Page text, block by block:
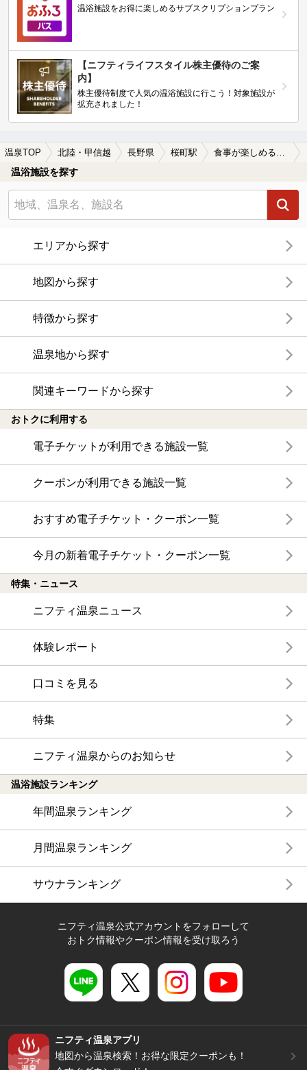
温浴施設をお得に楽しめるサブスクリプションプラン
【ニフティライフスタイル株主優待のご案
内】
株主優待制度で人気の温浴施設に行こう！対象施設が
拡充されました！
温泉TOP 北陸・甲信越 長野県 桜町駅 食事が楽しめる桜町駅近くの温泉、日帰り温泉、スーパー銭湯おすすめ
温浴施設を探す
エリアから探す
地図から探す
特徴から探す
温泉地から探す
関連キーワードから探す
おトクに利用する
電子チケットが利用できる施設一覧
クーポンが利用できる施設一覧
おすすめ電子チケット・クーポン一覧
今月の新着電子チケット・クーポン一覧
特集・ニュース
ニフティ温泉ニュース
体験レポート
口コミを見る
特集
ニフティ温泉からのお知らせ
温浴施設ランキング
年間温泉ランキング
月間温泉ランキング
サウナランキング
ニフティ温泉公式アカウントをフォローして
おトク情報やクーポン情報を受け取ろう
ニフティ温泉アプリ
地図から温泉検索！お得な限定クーポンも！